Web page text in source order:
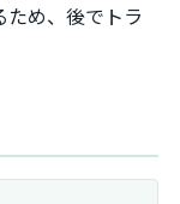
め、後でトラ